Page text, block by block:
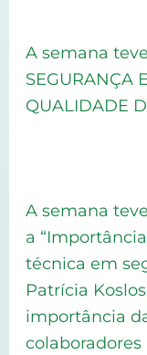
A semana
SEGURANÇA
QUALIDADE
A semana
a
técnica em
Patrícia
importância
colaboradores